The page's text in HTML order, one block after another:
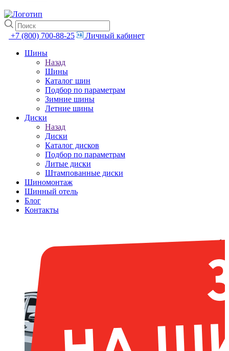
+7 (800) 700-88-25
Личный кабинет
Шины
Назад
Шины
Каталог шин
Подбор по параметрам
Зимние шины
Летние шины
Диски
Назад
Диски
Каталог дисков
Подбор по параметрам
Литые диски
Штампованные диски
Шиномонтаж
Шинный отель
Блог
Контакты